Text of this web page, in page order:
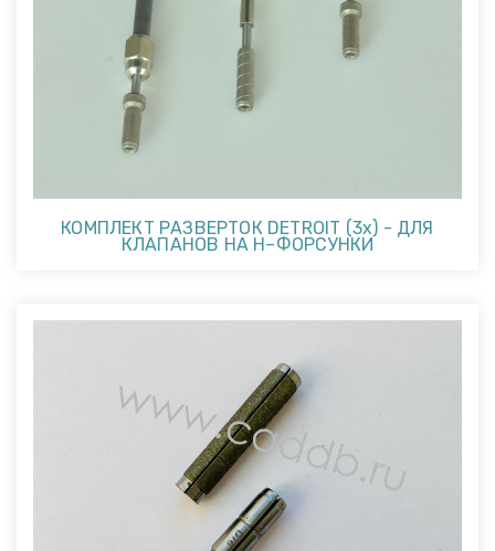
КОМПЛЕКТ РАЗВЕРТОК DETROIT (3x) - ДЛЯ
КЛАПАНОВ НА Н–ФОРСУНКИ